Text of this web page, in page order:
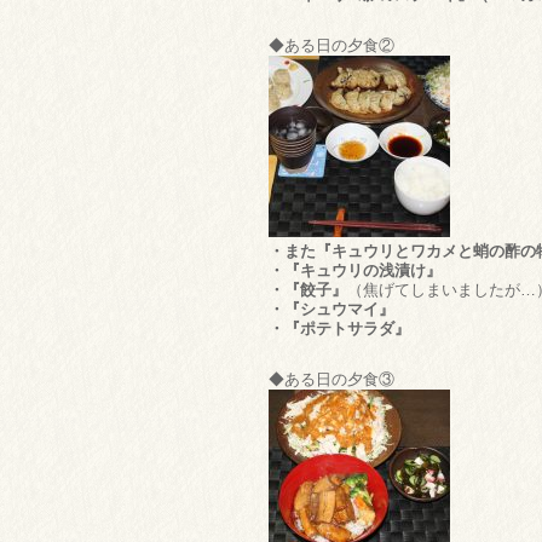
◆ある日の夕食②
・また『キュウリとワカメと蛸の酢の
・『キュウリの浅漬け』
・『餃子』
（焦げてしまいましたが…
・『シュウマイ』
・『ポテトサラダ』
◆ある日の夕食③